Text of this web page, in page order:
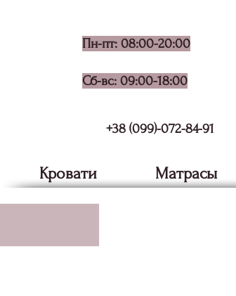
Пн-пт: 08:00-20:00
Сб-вс: 09:00-18:00
+38 (099)-072-84-91
Кровати Матрасы